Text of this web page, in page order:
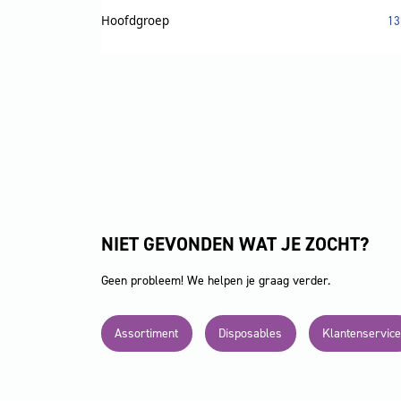
Hoofdgroep
NIET GEVONDEN WAT JE ZOCHT?
Geen probleem! We helpen je graag verder.
Assortiment Disposables Klantenservice